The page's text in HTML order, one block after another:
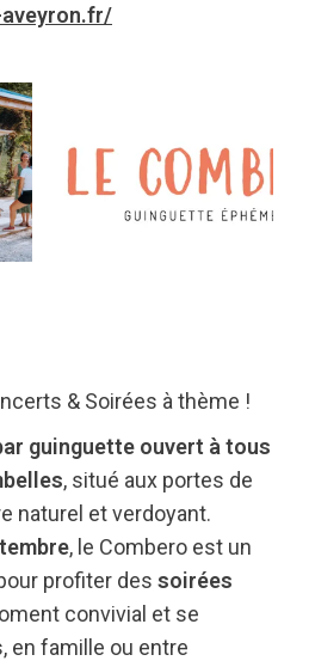
& Soirées à thème !
guinguette ouvert à tous
, situé aux portes de
naturel et verdoyant.
, le Combero est un
profiter des soirées
convivial et se
en famille ou entre